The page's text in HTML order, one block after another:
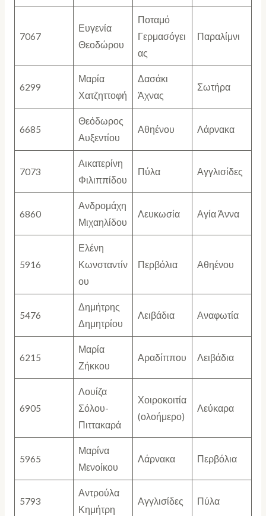
7067
Ευγενία
Θεοδώρου
Ποταμό
Γερμασόγει
ας
Παραλίμνι
6299
Μαρία
Χατζηττοφή
Δασάκι
Άχνας
Σωτήρα
6685
Θεόδωρος
Αυξεντίου
Αθηένου Λάρνακα
7073
Αικατερίνη
Φιλιππίδου
Πύλα Αγγλισίδες
6860
Ανδρομάχη
Μιχαηλίδου
Λευκωσία Αγία Άννα
5916
Ελένη
Κωνσταντίν
ου
Περβόλια Αθηένου
5476
Δημήτρης
Δημητρίου
Λειβάδια Αναφωτία
6215
Μαρία
Ζήκκου
Αραδίππου Λειβάδια
6905
Λουίζα
Σόλου-
Πιττακαρά
Χοιροκοιτία
(ολοήμερο)
Λεύκαρα
5965
Μαρίνα
Μενοίκου
Λάρνακα Περβόλια
5793
Αντρούλα
Κημήτρη
Αγγλισίδες Πύλα